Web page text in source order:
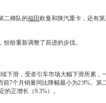
二梯队的福田 欧曼和陕汽重卡，还有
纷重新调整了前进的步伐。
下滑，受牵引车市场大幅下滑所累，
7个月销量同比降幅最小为2.9%。第
正增长（9.3%）。